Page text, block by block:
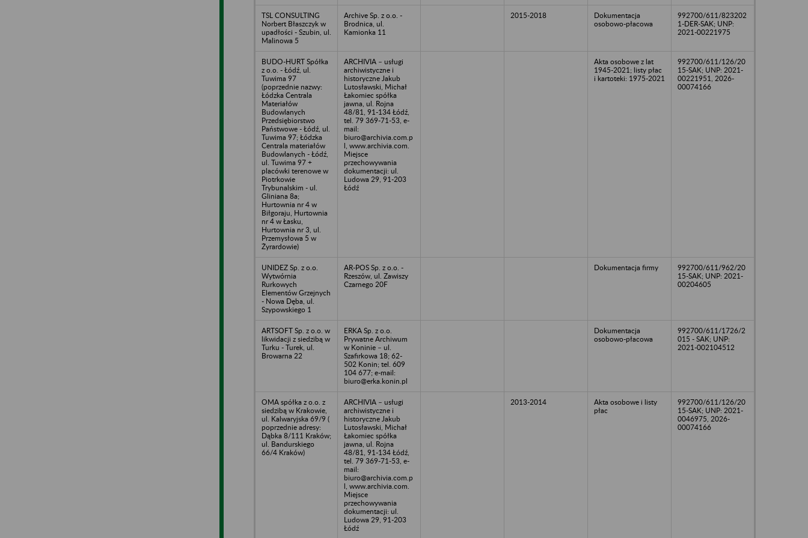
TSL CONSULTING
Norbert Błaszczyk w
upadłości - Szubin, ul.
Malinowa 5
Archive Sp. z o.o. -
Brodnica, ul.
Kamionka 11
2015-2018
Dokumentacja
osobowo-płacowa
992700/611/823202
1-DER-SAK; UNP:
2021-00221975
BUDO-HURT Spółka
z o.o. - Łódź, ul.
Tuwima 97
(poprzednie nazwy:
Łódzka Centrala
Materiałów
Budowlanych
Przedsiębiorstwo
Państwowe - Łódź, ul.
Tuwima 97; Łódzka
Centrala materiałów
Budowlanych - Łódź,
ul. Tuwima 97 +
placówki terenowe w
Piotrkowie
Trybunalskim - ul.
Gliniana 8a;
Hurtownia nr 4 w
Biłgoraju, Hurtownia
nr 4 w Łasku,
Hurtownia nr 3, ul.
Przemysłowa 5 w
Żyrardowie)
ARCHIVIA – usługi
archiwistyczne i
historyczne Jakub
Lutosławski, Michał
Łakomiec spółka
jawna, ul. Rojna
48/81, 91-134 Łódź,
tel. 79 369-71-53, e-
mail:
biuro@archivia.com.p
l, www.archivia.com.
Miejsce
przechowywania
dokumentacji: ul.
Ludowa 29, 91-203
Łódź
Akta osobowe z lat
1945-2021; listy płac
i kartoteki: 1975-2021
992700/611/126/20
15-SAK; UNP: 2021-
00221951, 2026-
00074166
UNIDEZ Sp. z o.o.
Wytwórnia
Rurkowych
Elementów Grzejnych
- Nowa Dęba, ul.
Szypowskiego 1
AR-POS Sp. z o.o. -
Rzeszów, ul. Zawiszy
Czarnego 20F
Dokumentacja firmy
992700/611/962/20
15-SAK; UNP: 2021-
00204605
ARTSOFT Sp. z o.o. w
likwidacji z siedzibą w
Turku - Turek, ul.
Browarna 22
ERKA Sp. z o.o.
Prywatne Archiwum
w Koninie – ul.
Szafirkowa 18; 62-
502 Konin; tel. 609
104 677; e-mail:
biuro@erka.konin.pl
Dokumentacja
osobowo-płacowa
992700/611/1726/2
015 - SAK; UNP:
2021-002104512
OMA spółka z o.o. z
siedzibą w Krakowie,
ul. Kalwaryjska 69/9 (
poprzednie adresy:
Dąbka 8/111 Kraków;
ul. Bandurskiego
66/4 Kraków)
ARCHIVIA – usługi
archiwistyczne i
historyczne Jakub
Lutosławski, Michał
Łakomiec spółka
jawna, ul. Rojna
48/81, 91-134 Łódź,
tel. 79 369-71-53, e-
mail:
biuro@archivia.com.p
l, www.archivia.com.
Miejsce
przechowywania
dokumentacji: ul.
Ludowa 29, 91-203
Łódź
2013-2014
Akta osobowe i listy
płac
992700/611/126/20
15-SAK; UNP: 2021-
0046975, 2026-
00074166